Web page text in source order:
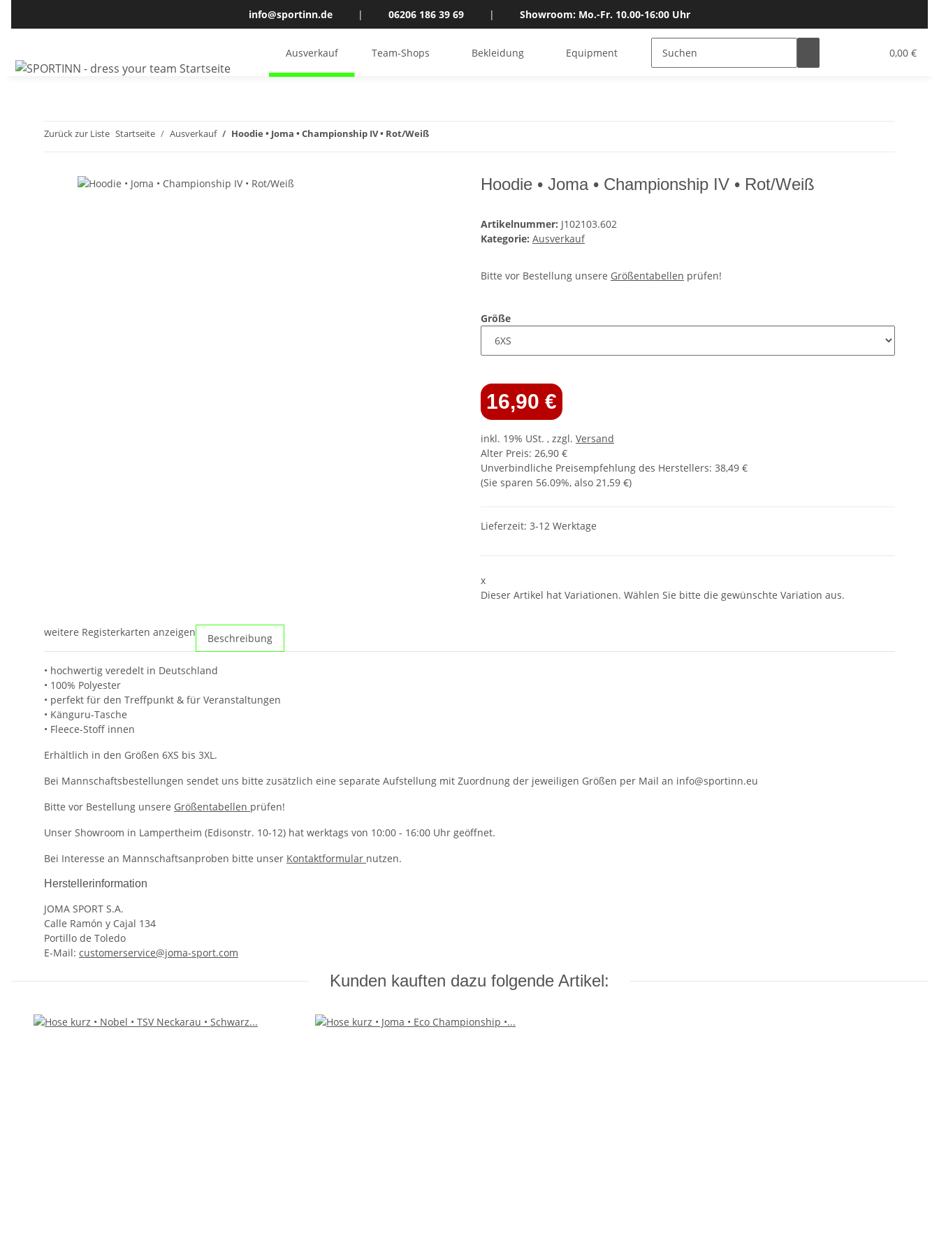
info@sportinn.de | 06206 186 39 69 | Showroom: Mo.-Fr. 10.00-16:00 Uhr
0,00 €
Ausverkauf Team-Shops Bekleidung Equipment Bälle Gutscheine
Zurück zur Liste Startseite Ausverkauf Hoodie • Joma • Championship IV • Rot/Weiß
Hoodie • Joma • Championship IV • Rot/Weiß
Artikelnummer: J102103.602
Kategorie: Ausverkauf
Bitte vor Bestellung unsere Größentabellen prüfen!
Größe
16,90 €
inkl. 19% USt. , zzgl. Versand
Alter Preis: 26,90 €
Unverbindliche Preisempfehlung des Herstellers: 38,49 €
(Sie sparen 56.09%, also 21,59 €)
Lieferzeit: 3-12 Werktage
x
Dieser Artikel hat Variationen. Wählen Sie bitte die gewünschte Variation aus.
weitere Registerkarten anzeigen Beschreibung
• hochwertig veredelt in Deutschland
• 100% Polyester
• perfekt für den Treffpunkt & für Veranstaltungen
• Känguru-Tasche
• Fleece-Stoff innen
Erhältlich in den Größen 6XS bis 3XL.
Bei Mannschaftsbestellungen sendet uns bitte zusätzlich eine separate Aufstellung mit Zuordnung der jeweiligen Größen per Mail an info@sportinn.eu
Bitte vor Bestellung unsere Größentabellen prüfen!
Unser Showroom in Lampertheim (Edisonstr. 10-12) hat werktags von 10:00 - 16:00 Uhr geöffnet.
Bei Interesse an Mannschaftsanproben bitte unser Kontaktformular nutzen.
Herstellerinformation
JOMA SPORT S.A.
Calle Ramón y Cajal 134
Portillo de Toledo
E-Mail: customerservice@joma-sport.com
Kunden kauften dazu folgende Artikel: